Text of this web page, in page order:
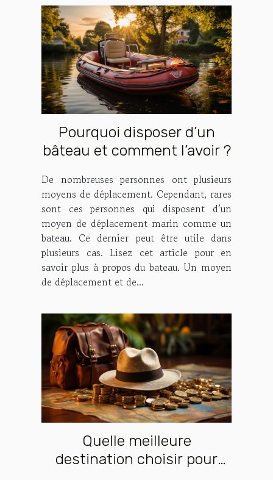
Pourquoi disposer d’un
bâteau et comment l’avoir ?
De nombreuses personnes ont plusieurs
moyens de déplacement. Cependant, rares
sont ces personnes qui disposent d’un
moyen de déplacement marin comme un
bateau. Ce dernier peut être utile dans
plusieurs cas. Lisez cet article pour en
savoir plus à propos du bateau. Un moyen
de déplacement et de...
Quelle meilleure
destination choisir pour